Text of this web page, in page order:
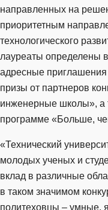
направленных на
приоритетным
технологического
лауреаты определены
адресные приглашения
призы от партнеров
инженерные школы», а
программе «Больше,
«Технический
молодых ученых и
вклад в различные
в таком значимом
политеховцы – умные,